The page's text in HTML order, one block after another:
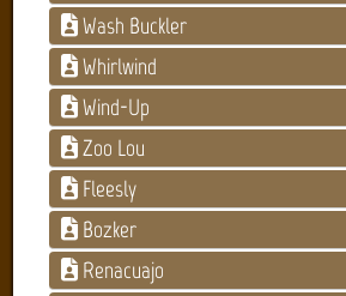
Wash Buckler
Whirlwind
Wind-Up
Zoo Lou
Fleesly
Bozker
Renacuajo